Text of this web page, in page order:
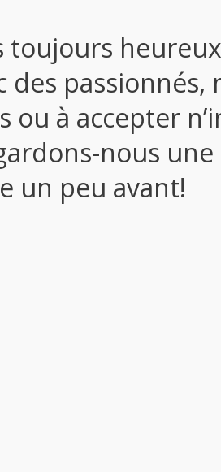
toujours
des
ou à accepter
nous
un peu avant!